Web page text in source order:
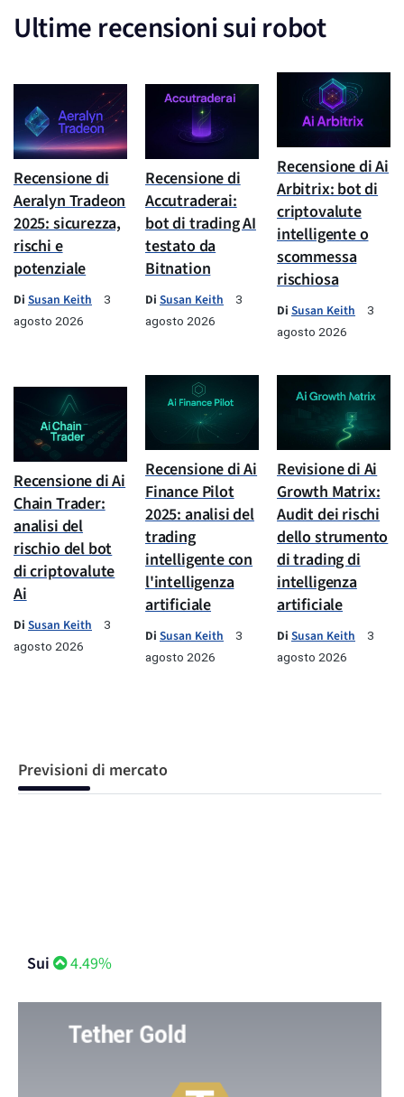
Ultime recensioni sui robot
Recensione di
Aeralyn Tradeon
2025: sicurezza,
rischi e
potenziale
Di Susan Keith
3
agosto 2026
Recensione di
Accutraderai:
bot di trading AI
testato da
Bitnation
Di Susan Keith
3
agosto 2026
Recensione di Ai
Arbitrix: bot di
criptovalute
intelligente o
scommessa
rischiosa
Di Susan Keith
3
agosto 2026
Recensione di Ai
Chain Trader:
analisi del
rischio del bot
di criptovalute
Ai
Di Susan Keith
3
agosto 2026
Recensione di Ai
Finance Pilot
2025: analisi del
trading
intelligente con
l'intelligenza
artificiale
Di Susan Keith
3
agosto 2026
Revisione di Ai
Growth Matrix:
Audit dei rischi
dello strumento
di trading di
intelligenza
artificiale
Di Susan Keith
3
agosto 2026
Previsioni di mercato
Sui 4.49%